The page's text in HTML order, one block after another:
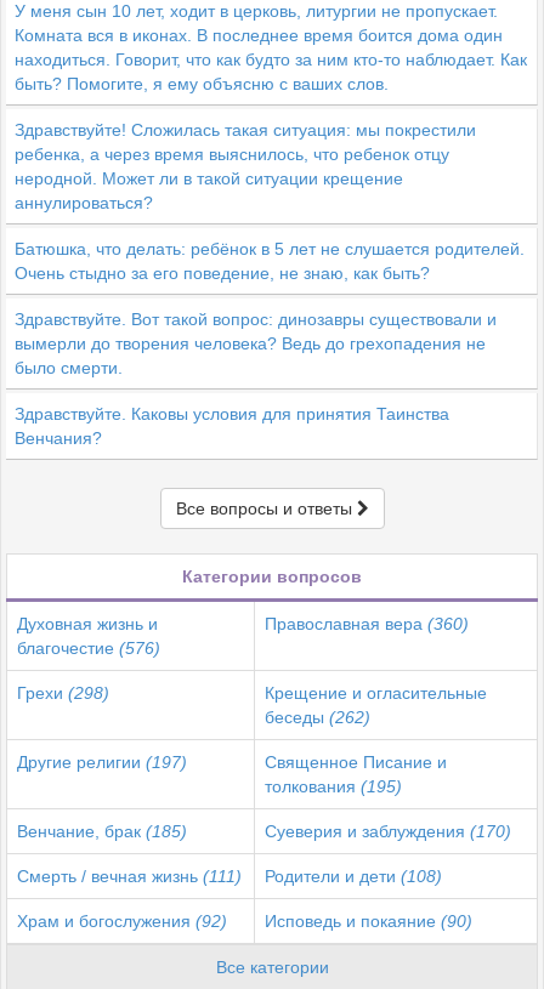
У меня сын 10 лет, ходит в церковь, литургии не пропускает.
Комната вся в иконах. В последнее время боится дома один
находиться. Говорит, что как будто за ним кто-то наблюдает. Как
быть? Помогите, я ему объясню с ваших слов.
Здравствуйте! Сложилась такая ситуация: мы покрестили
ребенка, а через время выяснилось, что ребенок отцу
неродной. Может ли в такой ситуации крещение
аннулироваться?
Батюшка, что делать: ребёнок в 5 лет не слушается родителей.
Очень стыдно за его поведение, не знаю, как быть?
Здравствуйте. Вот такой вопрос: динозавры существовали и
вымерли до творения человека? Ведь до грехопадения не
было смерти.
Здравствуйте. Каковы условия для принятия Таинства
Венчания?
Все вопросы и ответы
Категории вопросов
Духовная жизнь и
благочестие (576)
Православная вера (360)
Грехи (298)
Крещение и огласительные
беседы (262)
Другие религии (197)
Священное Писание и
толкования (195)
Венчание, брак (185) Суеверия и заблуждения (170)
Смерть / вечная жизнь (111) Родители и дети (108)
Храм и богослужения (92) Исповедь и покаяние (90)
Все категории